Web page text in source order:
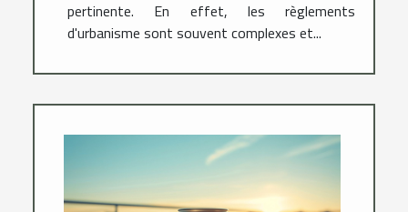
pertinente. En effet, les règlements
d'urbanisme sont souvent complexes et...